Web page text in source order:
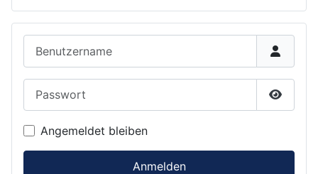
Angemeldet bleiben
Anmelden